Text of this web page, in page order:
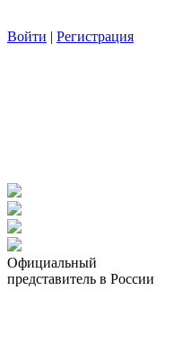
Войти | Регистрация
Официальный
представитель в России